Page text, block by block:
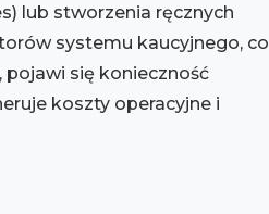
lub stworzenia ręcznych
systemu kaucyjnego, co
pojawi się konieczność
koszty operacyjne i